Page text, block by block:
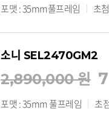
포맷 : 35mm풀프레임 초
소니 SEL2470GM2
2,890,000 원 7
포맷 : 35mm 풀프레임 초